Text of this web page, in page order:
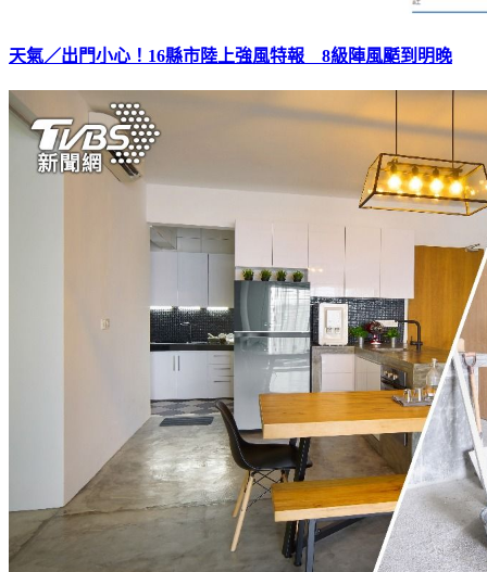
天氣／出門小心！16縣市陸上強風特報 8級陣風颳到明晚